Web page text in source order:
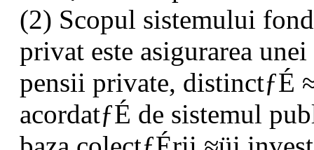
(2) Scopul sistemului
privat este asigurarea unei
pensii private, distinctƒÉ
acordatƒÉ de sistemul